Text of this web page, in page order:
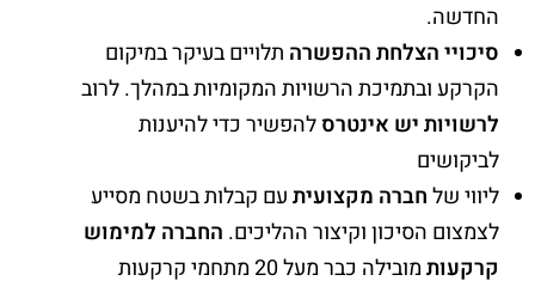
החדשה.
סיכויי הצלחת ההפשרה תלויים בעיקר במיקום
הקרקע ובתמיכת הרשויות המקומיות במהלך. לרוב
לרשויות יש אינטרסלהפשיר כדי להיענות
לביקושים
ליווי שלחברה מקצועיתעם קבלות בשטח מסייע
לצמצום הסיכון וקיצור ההליכים. החברה למימוש
קרקעות
מובילה כבר מעל 20 מתחמי קרקעות